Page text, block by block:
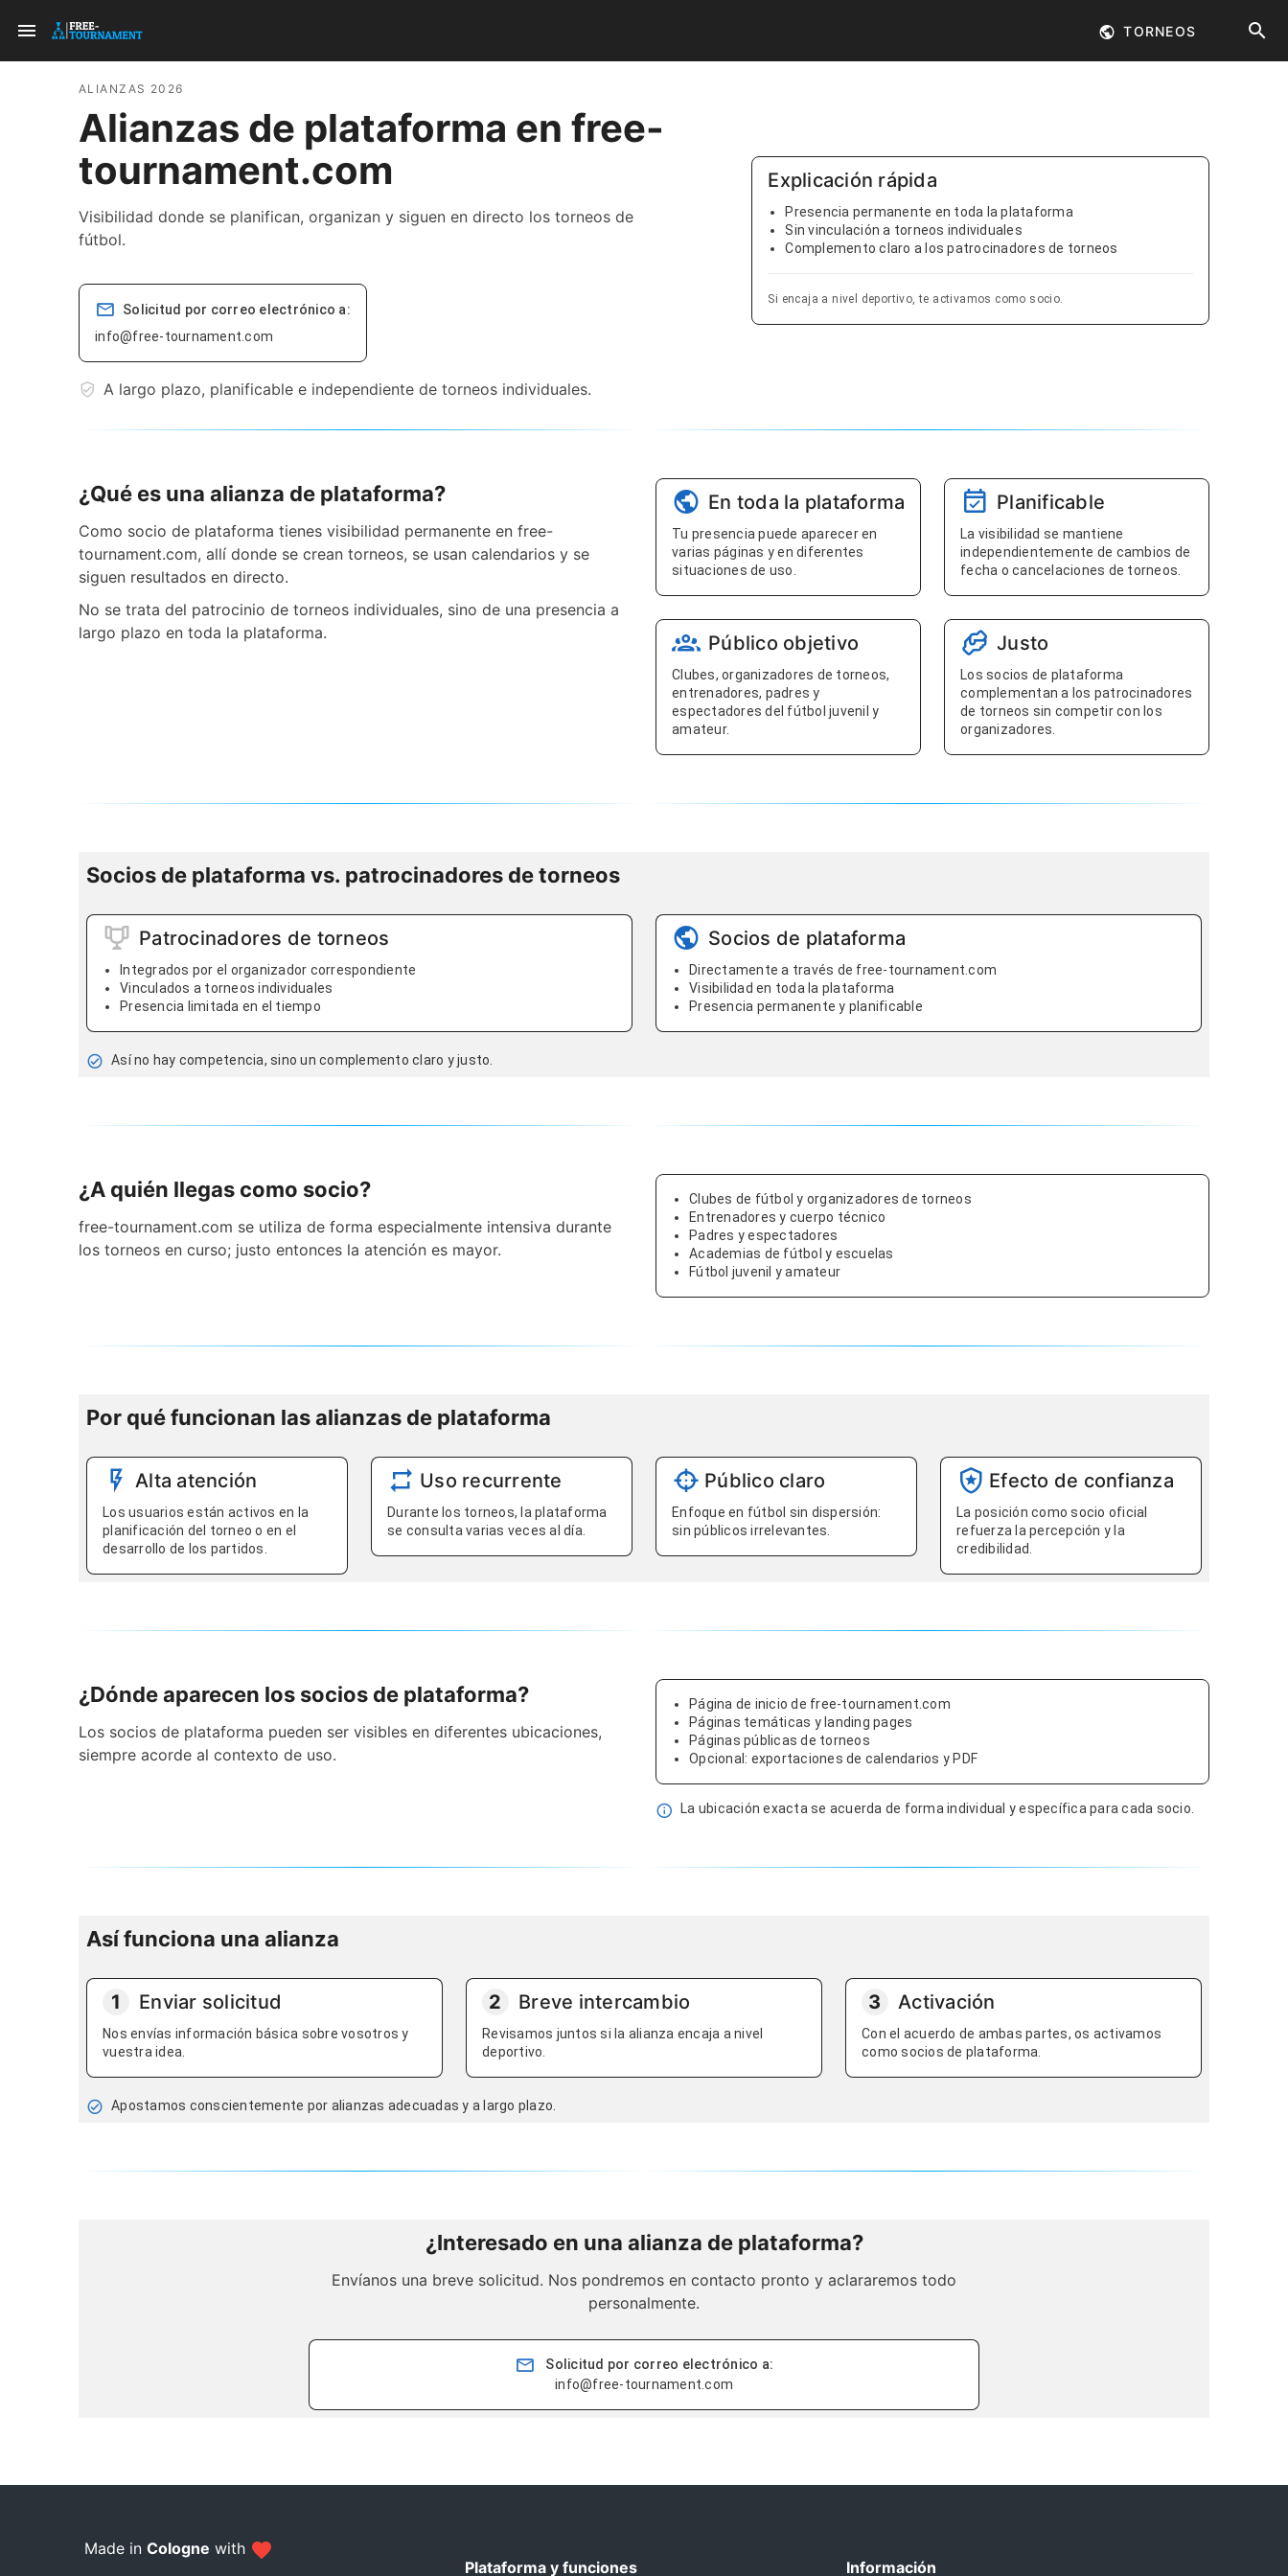
TORNEOS
ALIANZAS 2026
Alianzas de plataforma en free-
tournament.com
Visibilidad donde se planifican, organizan y siguen en directo los torneos de
fútbol.
Solicitud por correo electrónico a:
info@free-tournament.com
A largo plazo, planificable e independiente de torneos individuales.
Explicación rápida
Presencia permanente en toda la plataforma
Sin vinculación a torneos individuales
Complemento claro a los patrocinadores de torneos
Si encaja a nivel deportivo, te activamos como socio.
¿Qué es una alianza de plataforma?
Como socio de plataforma tienes visibilidad permanente en free-
tournament.com, allí donde se crean torneos, se usan calendarios y se
siguen resultados en directo.
No se trata del patrocinio de torneos individuales, sino de una presencia a
largo plazo en toda la plataforma.
En toda la plataforma
Tu presencia puede aparecer en
varias páginas y en diferentes
situaciones de uso.
Planificable
La visibilidad se mantiene
independientemente de cambios de
fecha o cancelaciones de torneos.
Público objetivo
Clubes, organizadores de torneos,
entrenadores, padres y
espectadores del fútbol juvenil y
amateur.
Justo
Los socios de plataforma
complementan a los patrocinadores
de torneos sin competir con los
organizadores.
Socios de plataforma vs. patrocinadores de torneos
Patrocinadores de torneos
Integrados por el organizador correspondiente
Vinculados a torneos individuales
Presencia limitada en el tiempo
Socios de plataforma
Directamente a través de free-tournament.com
Visibilidad en toda la plataforma
Presencia permanente y planificable
Así no hay competencia, sino un complemento claro y justo.
¿A quién llegas como socio?
free-tournament.com se utiliza de forma especialmente intensiva durante
los torneos en curso; justo entonces la atención es mayor.
Clubes de fútbol y organizadores de torneos
Entrenadores y cuerpo técnico
Padres y espectadores
Academias de fútbol y escuelas
Fútbol juvenil y amateur
Por qué funcionan las alianzas de plataforma
Alta atención
Los usuarios están activos en la
planificación del torneo o en el
desarrollo de los partidos.
Uso recurrente
Durante los torneos, la plataforma
se consulta varias veces al día.
Público claro
Enfoque en fútbol sin dispersión:
sin públicos irrelevantes.
Efecto de confianza
La posición como socio oficial
refuerza la percepción y la
credibilidad.
¿Dónde aparecen los socios de plataforma?
Los socios de plataforma pueden ser visibles en diferentes ubicaciones,
siempre acorde al contexto de uso.
Página de inicio de free-tournament.com
Páginas temáticas y landing pages
Páginas públicas de torneos
Opcional: exportaciones de calendarios y PDF
La ubicación exacta se acuerda de forma individual y específica para cada socio.
Así funciona una alianza
1 Enviar solicitud
Nos envías información básica sobre vosotros y
vuestra idea.
2 Breve intercambio
Revisamos juntos si la alianza encaja a nivel
deportivo.
3 Activación
Con el acuerdo de ambas partes, os activamos
como socios de plataforma.
Apostamos conscientemente por alianzas adecuadas y a largo plazo.
¿Interesado en una alianza de plataforma?
Envíanos una breve solicitud. Nos pondremos en contacto pronto y aclararemos todo
personalmente.
Solicitud por correo electrónico a:
info@free-tournament.com
Made in Cologne with
Plataforma y funciones
Información